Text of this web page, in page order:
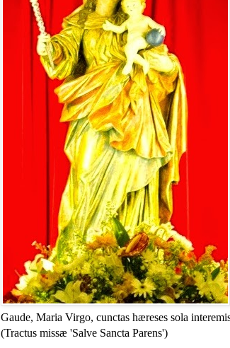
Gaude, Maria Virgo, cunctas hæreses sola
(Tractus missæ 'Salve Sancta Parens')